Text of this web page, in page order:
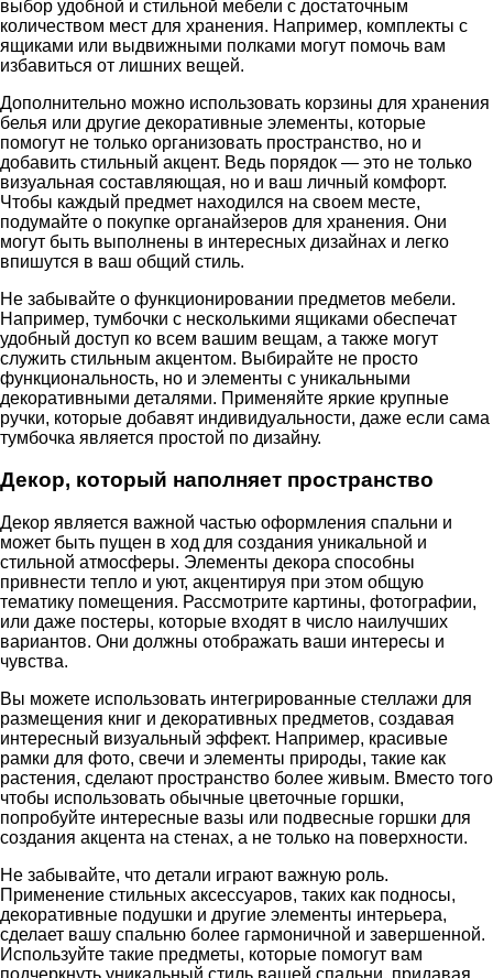
выбор удобной и стильной мебели с достаточным
количеством мест для хранения. Например, комплекты с
ящиками или выдвижными полками могут помочь вам
избавиться от лишних вещей.
Дополнительно можно использовать корзины для хранения
белья или другие декоративные элементы, которые
помогут не только организовать пространство, но и
добавить стильный акцент. Ведь порядок — это не только
визуальная составляющая, но и ваш личный комфорт.
Чтобы каждый предмет находился на своем месте,
подумайте о покупке органайзеров для хранения. Они
могут быть выполнены в интересных дизайнах и легко
впишутся в ваш общий стиль.
Не забывайте о функционировании предметов мебели.
Например, тумбочки с несколькими ящиками обеспечат
удобный доступ ко всем вашим вещам, а также могут
служить стильным акцентом. Выбирайте не просто
функциональность, но и элементы с уникальными
декоративными деталями. Применяйте яркие крупные
ручки, которые добавят индивидуальности, даже если сама
тумбочка является простой по дизайну.
Декор, который наполняет пространство
Декор является важной частью оформления спальни и
может быть пущен в ход для создания уникальной и
стильной атмосферы. Элементы декора способны
привнести тепло и уют, акцентируя при этом общую
тематику помещения. Рассмотрите картины, фотографии,
или даже постеры, которые входят в число наилучших
вариантов. Они должны отображать ваши интересы и
чувства.
Вы можете использовать интегрированные стеллажи для
размещения книг и декоративных предметов, создавая
интересный визуальный эффект. Например, красивые
рамки для фото, свечи и элементы природы, такие как
растения, сделают пространство более живым. Вместо того
чтобы использовать обычные цветочные горшки,
попробуйте интересные вазы или подвесные горшки для
создания акцента на стенах, а не только на поверхности.
Не забывайте, что детали играют важную роль.
Применение стильных аксессуаров, таких как подносы,
декоративные подушки и другие элементы интерьера,
сделает вашу спальню более гармоничной и завершенной.
Используйте такие предметы, которые помогут вам
подчеркнуть уникальный стиль вашей спальни, придавая